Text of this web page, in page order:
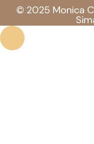
© 2025 Monica